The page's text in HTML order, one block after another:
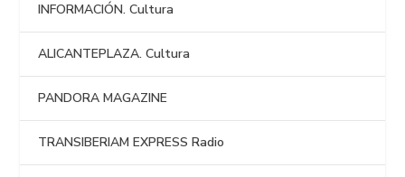
INFORMACIÓN. Cultura
ALICANTEPLAZA. Cultura
PANDORA MAGAZINE
TRANSIBERIAM EXPRESS Radio